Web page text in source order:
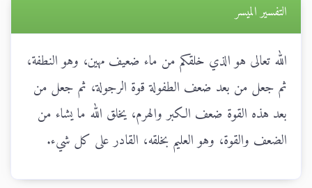
التفسير الميسر
الله تعالى هو الذي خلقكم من ماء ضعيف مهين، وهو النطفة،
ثم جعل من بعد ضعف الطفولة قوة الرجولة، ثم جعل من
بعد هذه القوة ضعف الكبر والهرم، يخلق الله ما يشاء من
الضعف والقوة، وهو العليم بخلقه، القادر على كل شيء.